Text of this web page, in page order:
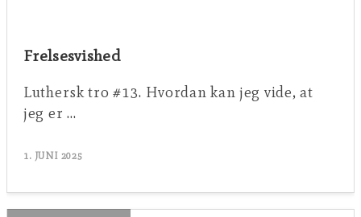
Frelsesvished
Luthersk tro #13. Hvordan kan jeg vide, at
jeg er …
1. JUNI 2025